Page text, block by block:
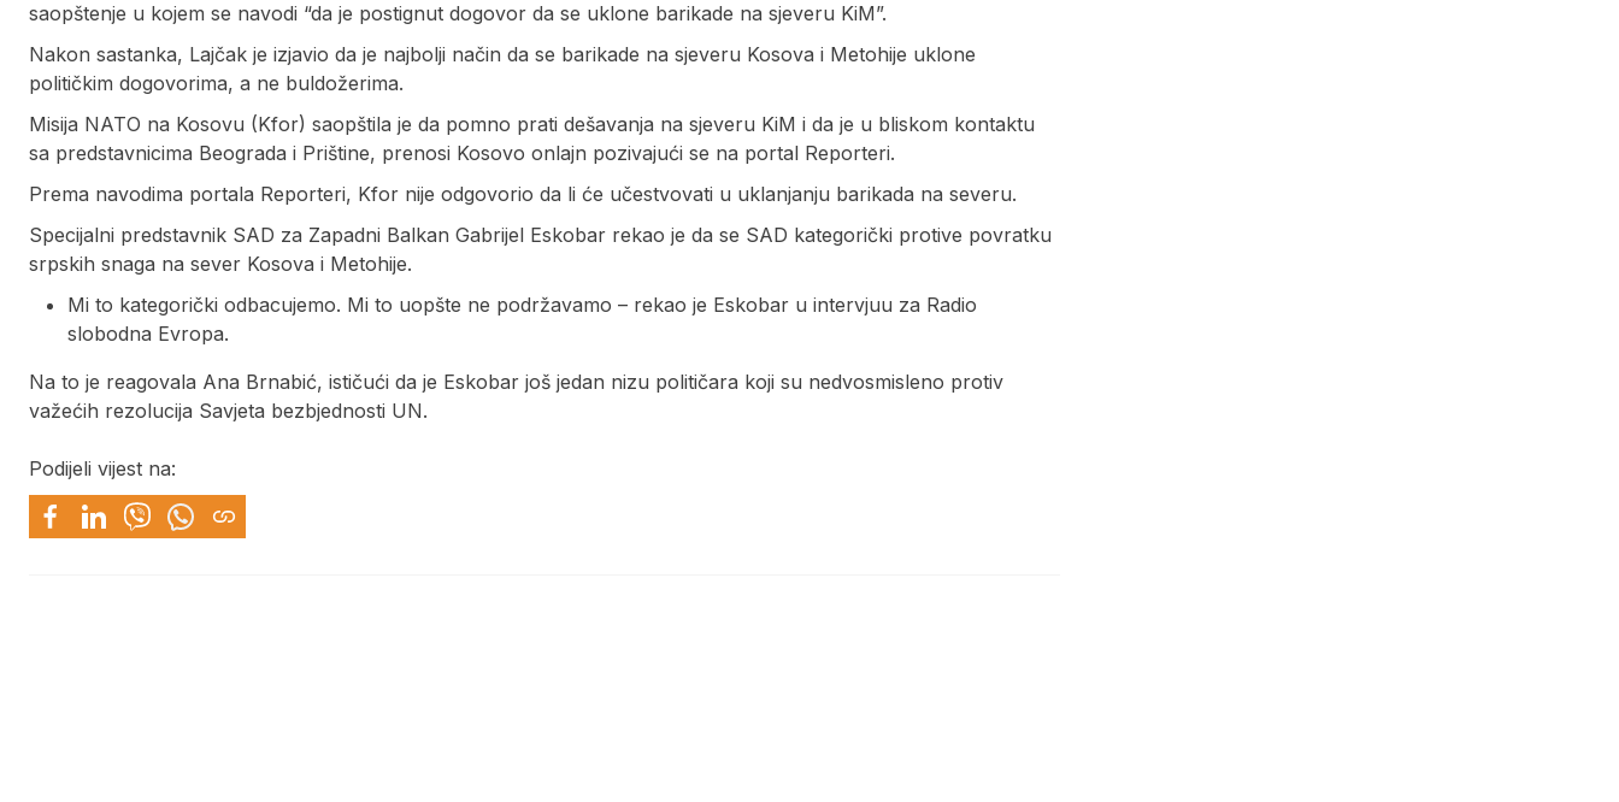
saopštenje u kojem se navodi “da je postignut dogovor da se uklone barikade na sjeveru KiM”.
Nakon sastanka, Lajčak je izjavio da je najbolji način da se barikade na sjeveru Kosova i Metohije uklone
političkim dogovorima, a ne buldožerima.
Misija NATO na Kosovu (Kfor) saopštila je da pomno prati dešavanja na sjeveru KiM i da je u bliskom kontaktu
sa predstavnicima Beograda i Prištine, prenosi Kosovo onlajn pozivajući se na portal Reporteri.
Prema navodima portala Reporteri, Kfor nije odgovorio da li će učestvovati u uklanjanju barikada na severu.
Specijalni predstavnik SAD za Zapadni Balkan Gabrijel Eskobar rekao je da se SAD kategorički protive povratku
srpskih snaga na sever Kosova i Metohije.
Mi to kategorički odbacujemo. Mi to uopšte ne podržavamo – rekao je Eskobar u intervjuu za Radio
slobodna Evropa.
Na to je reagovala Ana Brnabić, ističući da je Eskobar još jedan nizu političara koji su nedvosmisleno protiv
važećih rezolucija Savjeta bezbjednosti UN.
Podijeli vijest na: